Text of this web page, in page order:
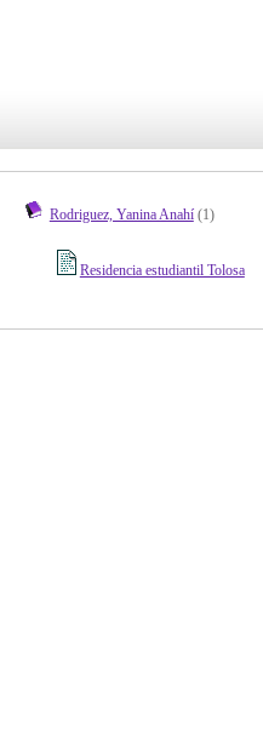
Rodriguez, Yanina Anahí(1)
Residencia estudiantil Tolosa